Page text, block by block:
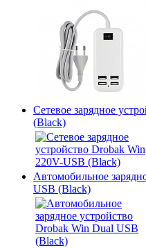
Сетевое зарядное
(Black)
Автомобильное
USB (Black)